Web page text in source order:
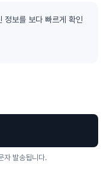
정보를 보다 빠르게 확인
자 발송됩니다.